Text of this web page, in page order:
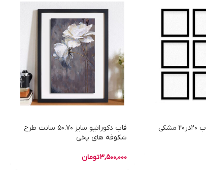
قاب دکوراتیو سایز 50.70 سانت طرح
شکوفه های یخی
3,500,000تومان